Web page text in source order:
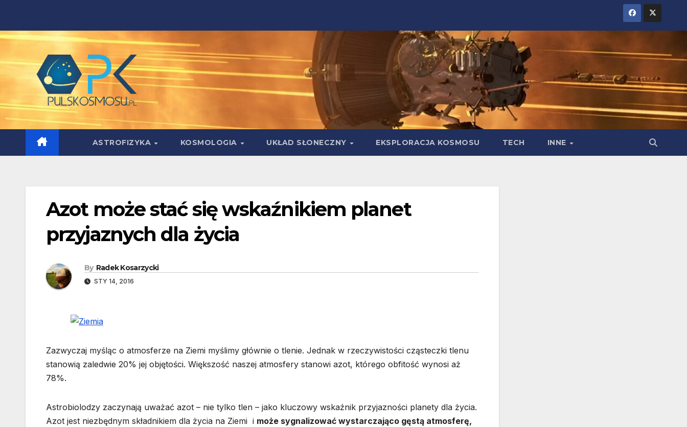
content
ASTROFIZYKA KOSMOLOGIA UKŁAD SŁONECZNY EKSPLORACJA KOSMOSU TECH INNE
Azot może stać się wskaźnikiem planet
przyjaznych dla życia
By Radek Kosarzycki
STY 14, 2016
Zazwyczaj myśląc o atmosferze na Ziemi myślimy głównie o tlenie. Jednak w rzeczywistości cząsteczki tlenu
stanowią zaledwie 20% jej objętości. Większość naszej atmosfery stanowi azot, którego obfitość wynosi aż
78%.
Astrobiolodzy zaczynają uważać azot – nie tylko tlen – jako kluczowy wskaźnik przyjazności planety dla życia.
Azot jest niezbędnym składnikiem dla życia na Ziemi i może sygnalizować wystarczająco gęstą atmosferę,